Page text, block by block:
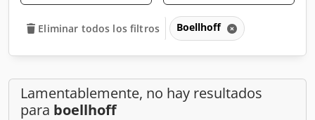
Eliminar todos los filtros Boellhoff
Lamentablemente, no hay resultados
para boellhoff